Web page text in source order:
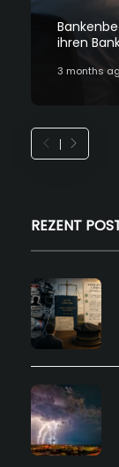
ihren
3 months
REZENT